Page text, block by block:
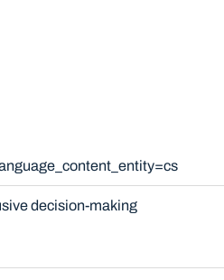
decision-making